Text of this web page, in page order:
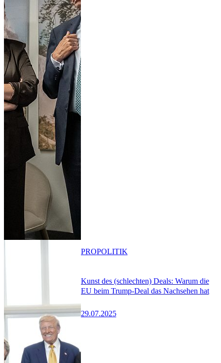
Kunst des (schlechten) Deals: Warum die
EU beim Trump-Deal das Nachsehen hat
29.07.2025
PROPOLITIK